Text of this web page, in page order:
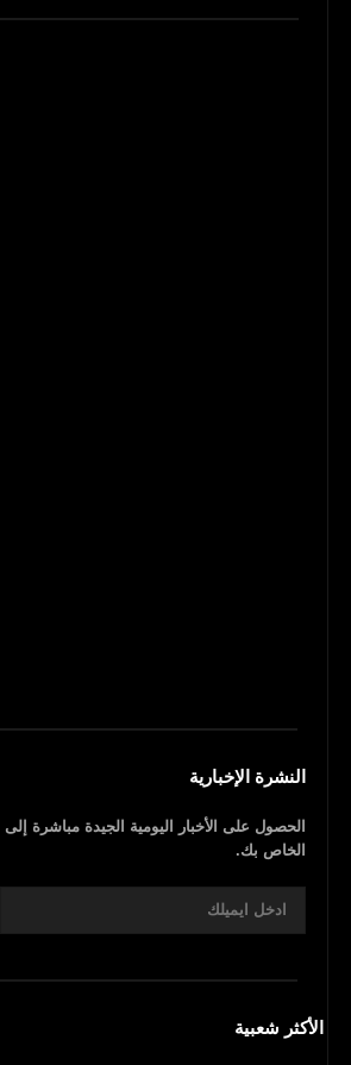
النشرة الإخبارية
الحصول على الأخبار اليومية الجيدة مباشرة إلى
الخاص بك.
الأكثر شعبية